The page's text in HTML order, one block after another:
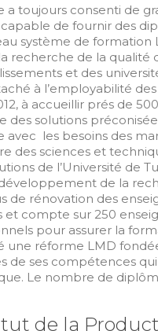
a toujours consenti de
de fournir des
système de
recherche de la qualité
et des
à l’employabilité
à accueillir prés de
des solutions
avec les besoins des
des sciences et
de l’Université de
de la
de rénovation des
et compte sur 250
pour assurer la
une réforme LMD
de ses compétences
Le nombre de
de la